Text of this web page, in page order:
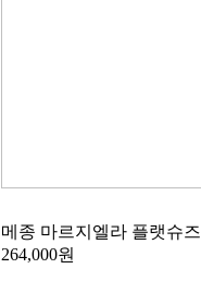
메종 마르지엘라 플랫슈즈
264,000원